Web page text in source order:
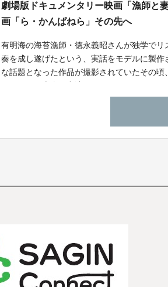
劇場版ドキュメンタリー映画「漁師
画「ら・かんぱねら」その先へ
有明海の海苔漁師・徳永義昭さんが独学で
奏を成し遂げたという、実話をモデルに製
な話題となった作品が撮影されていたその
映画祭への参加を目指します。